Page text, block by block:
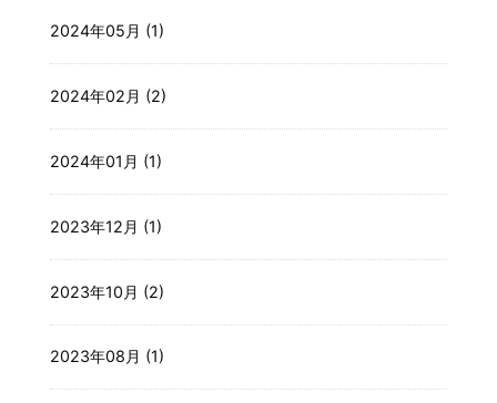
2024年05月 (1)
2024年02月 (2)
2024年01月 (1)
2023年12月 (1)
2023年10月 (2)
2023年08月 (1)